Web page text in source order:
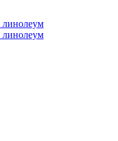
линолеум
линолеум